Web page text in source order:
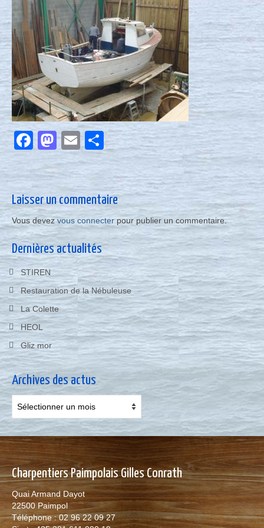
Nous contacter
Actualités
Facebook
Mastodon
EmailPartager
Laisser un commentaire
Vous devezvous connecter pour publier un commentaire.
Dernières actualités
STIREN
Restauration de la Nébuleuse
La Colette
HEOL
Gliz mor
Archives des actus
Archives
des
Charpentiers Paimpolais Gilles Conrath
Quai Armand Dayot
22500 Paimpol
Téléphone : 02 96 22 09 27